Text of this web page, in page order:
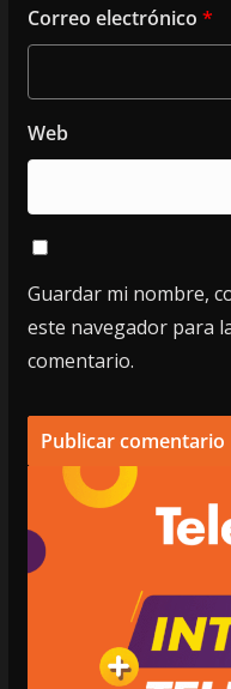
Correo electrónico *
Web
Guardar mi nombre,
este navegador para
comentario.